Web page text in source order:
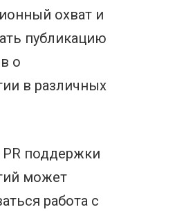
охват и
публикацию
о
в различных
поддержки
может
работа с